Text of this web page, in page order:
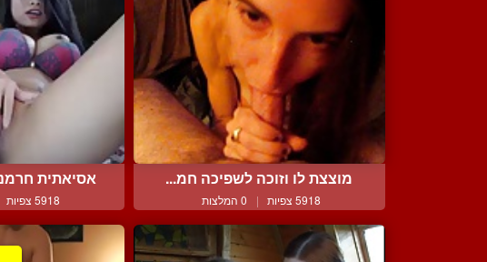
מוצצת לו וזוכה לשפיכה חמ...
5918 צפיות | 0 המלצות
אסיאתית
5918 צפיות